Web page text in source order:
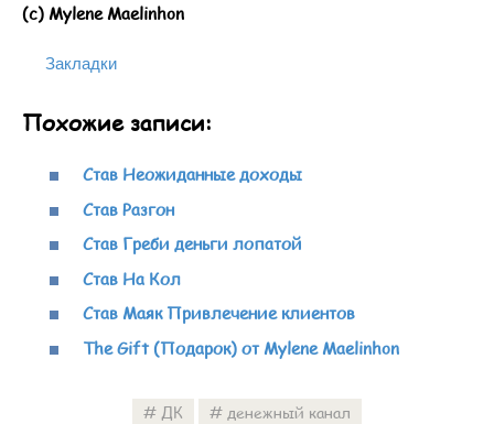
(с) Mylene Maelinhon
Закладки
Похожие записи:
Став Неожиданные доходы
Став Разгон
Став Греби деньги лопатой
Став На Кол
Став Маяк Привлечение клиентов
The Gift (Подарок) от Mylene Maelinhon
ДК денежный канал